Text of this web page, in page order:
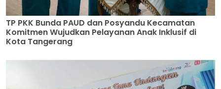
TP PKK Bunda PAUD dan Posyandu Kecamatan
Komitmen Wujudkan Pelayanan Anak Inklusif di
Kota Tangerang